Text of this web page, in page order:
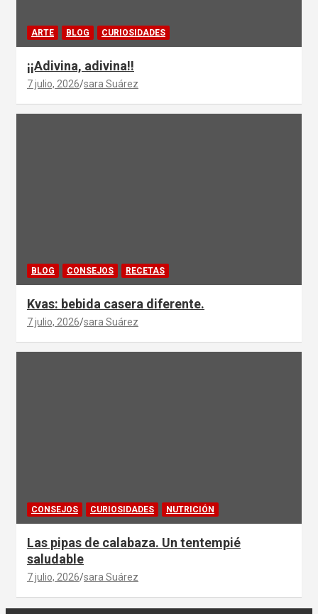
ARTE BLOG CURIOSIDADES
¡¡Adivina, adivina!!
7 julio, 2026 sara Suárez
BLOG CONSEJOS RECETAS
Kvas: bebida casera diferente.
7 julio, 2026 sara Suárez
CONSEJOS CURIOSIDADES NUTRICIÓN
Las pipas de calabaza. Un tentempié
saludable
7 julio, 2026 sara Suárez